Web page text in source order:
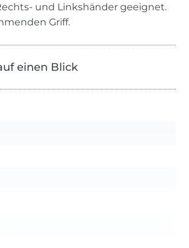
und Linkshänder geeignet.
Griff.
einen Blick